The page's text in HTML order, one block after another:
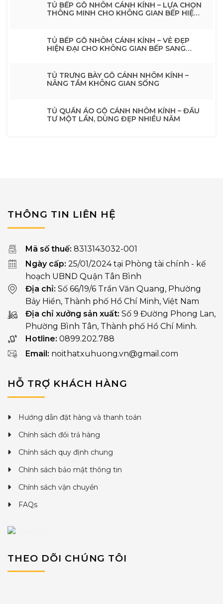
TỦ BẾP GỖ NHÔM CÁNH KÍNH – LỰA CHỌN
THÔNG MINH CHO KHÔNG GIAN BẾP HIỆN
TỦ BẾP GỖ NHÔM CÁNH KÍNH – VẺ ĐẸP
HIỆN ĐẠI CHO KHÔNG GIAN BẾP SANG
TỦ TRƯNG BÀY GỖ CÁNH NHÔM KÍNH –
NÂNG TẦM KHÔNG GIAN SỐNG
TỦ QUẦN ÁO GỖ CÁNH NHÔM KÍNH – ĐẦU
TƯ MỘT LẦN, DÙNG ĐẸP NHIỀU NĂM
THÔNG TIN LIÊN HỆ
Mã số thuế: 8313143032-001
Ngày cấp: 25/01/2024 tại Phòng tài chính - kế
hoạch UBND Quận Tân Bình
Địa chỉ: Số 66/19/6 Trần Văn Quang, Phường
Bảy Hiền, Thành phố Hồ Chí Minh, Việt Nam
Địa chỉ xưởng sản xuất: Số 9 Đường Phong Lan,
Phường Bình Tân, Thành phố Hồ Chí Minh.
Hotline: 0899.202.788
Email: noithatxuhuong.vn@gmail.com
HỖ TRỢ KHÁCH HÀNG
Hướng dẫn đặt hàng và thanh toán
Chính sách đổi trả hàng
Chính sách quy định chung
Chính sách bảo mật thông tin
Chính sách vận chuyển
FAQs
THEO DÕI CHÚNG TÔI